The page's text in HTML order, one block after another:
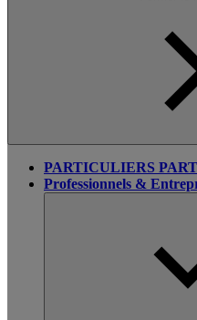
PARTICULIERS
Professionnels &